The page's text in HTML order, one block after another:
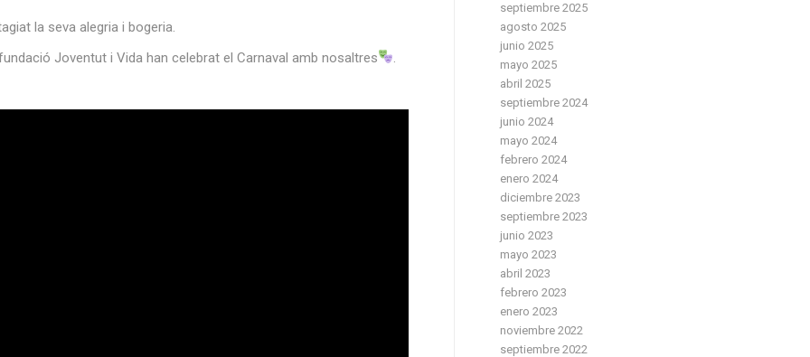
la seva alegria i bogeria.
Joventut i Vida han celebrat el Carnaval amb nosaltres
.
septiembre 2025
agosto 2025
junio 2025
mayo 2025
abril 2025
septiembre 2024
junio 2024
mayo 2024
febrero 2024
enero 2024
diciembre 2023
septiembre 2023
junio 2023
mayo 2023
abril 2023
febrero 2023
enero 2023
noviembre 2022
septiembre 2022